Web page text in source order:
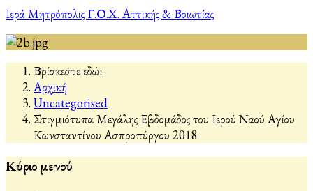
Ιερά Μητρόπολις Γ.Ο.Χ. Αττικής & Βοιωτίας
Βρίσκεστε εδώ:
Αρχική
Uncategorised
Στιγμιότυπα Μεγάλης Εβδομάδος του Ιερού Ναού Αγίου
Κωνσταντίνου Ασπροπύργου 2018
Κύριο μενού